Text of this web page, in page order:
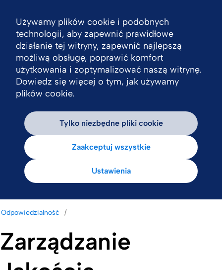
Odpowiedzialność
Zarządzanie
Używamy plików cookie i podobnych
technologii, aby zapewnić prawidłowe
działanie tej witryny, zapewnić najlepszą
możliwą obsługę, poprawić komfort
użytkowania i zoptymalizować naszą witrynę.
Dowiedz się więcej o tym, jak używamy
plików cookie.
Tylko niezbędne pliki cookie
Zaakceptuj wszystkie
Ustawienia